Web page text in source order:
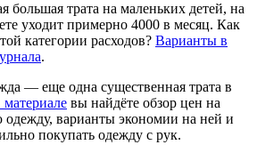
трата на маленьких детей, на
уходит примерно 4000 в месяц. Как
категории расходов? Варианты в
.
— еще одна существенная трата в
вы найдёте обзор цен на
варианты экономии на ней и
покупать одежду с рук.